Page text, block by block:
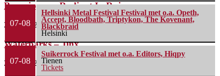
Boneripper – Radiant In Ruin
27 juli 2026
Waterparks – Jinx
26 juli 2026
07-08
Hellsinki Metal Festival Festival met o.a. Opeth,
Accept, Bloodbath, Triptykon, The Kovenant,
Blackbraid
Helsinki
07-08
Suikerrock Festival met o.a. Editors, Hiqpy
Tienen
Tickets